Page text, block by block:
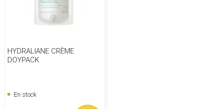
HYDRALIANE CRÈME
DOYPACK
En stock